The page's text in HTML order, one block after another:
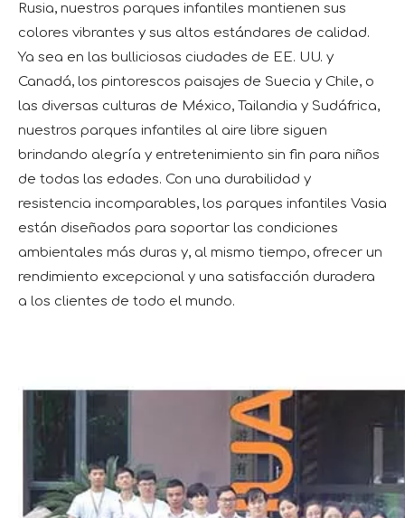
Rusia, nuestros parques infantiles mantienen sus
colores vibrantes y sus altos estándares de calidad.
Ya sea en las bulliciosas ciudades de EE. UU. y
Canadá, los pintorescos paisajes de Suecia y Chile, o
las diversas culturas de México, Tailandia y Sudáfrica,
nuestros parques infantiles al aire libre siguen
brindando alegría y entretenimiento sin fin para niños
de todas las edades. Con una durabilidad y
resistencia incomparables, los parques infantiles Vasia
están diseñados para soportar las condiciones
ambientales más duras y, al mismo tiempo, ofrecer un
rendimiento excepcional y una satisfacción duradera
a los clientes de todo el mundo.